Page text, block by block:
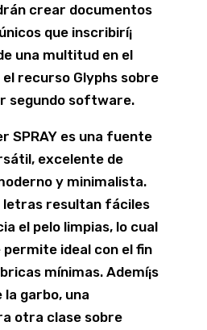
crear documentos
que inscribirí¡
una multitud en el
recurso Glyphs sobre
segundo software.
SPRAY es una fuente
excelente de
y minimalista.
letras resultan fáciles
el pelo limpias, lo cual
ideal con el fin
mínimas. Ademí¡s
garbo, una
otra clase sobre